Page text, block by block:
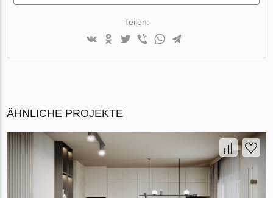
Teilen:
ÄHNLICHE PROJEKTE